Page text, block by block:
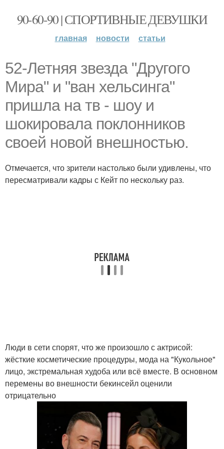
90-60-90 | СПОРТИВНЫЕ ДЕВУШКИ
главная новости статьи
52-Летняя звезда "Другого
Мира" и "ван хельсинга"
пришла на тв - шоу и
шокировала поклонников
своей новой внешностью.
Отмечается, что зрители настолько были удивлены, что
пересматривали кадры с Кейт по нескольку раз.
Люди в сети спорят, что же произошло с актрисой:
жёсткие косметические процедуры, мода на "Кукольное"
лицо, экстремальная худоба или всё вместе. В основном
перемены во внешности бекинсейл оценили
отрицательно